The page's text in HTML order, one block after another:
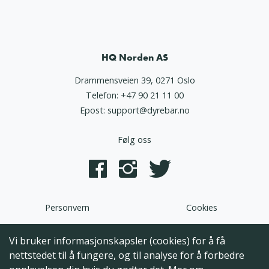
HQ Norden AS
Drammensveien 39, 0271 Oslo
Telefon: +47 90 21 11 00
Epost: support@dyrebar.no
Følg oss
Personvern Cookies
Dyrebar.no er en del av HQ Norden AS. Programvaren,
brukergrensesnittet og alt innhold på denne hjemmesiden er
Vi bruker informasjonskapsler (cookies) for å få
nettstedet til å fungere, og til analyse for å forbedre